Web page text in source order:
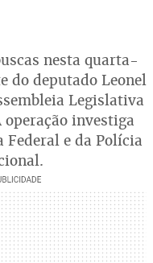
nesta quarta-
do deputado Leonel
Legislativa
operação investiga
e da Polícia